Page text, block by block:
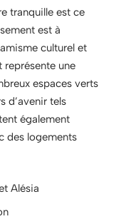
tranquille est ce
est à
culturel et
représente une
espaces verts
d’avenir tels
également
des logements
Alésia